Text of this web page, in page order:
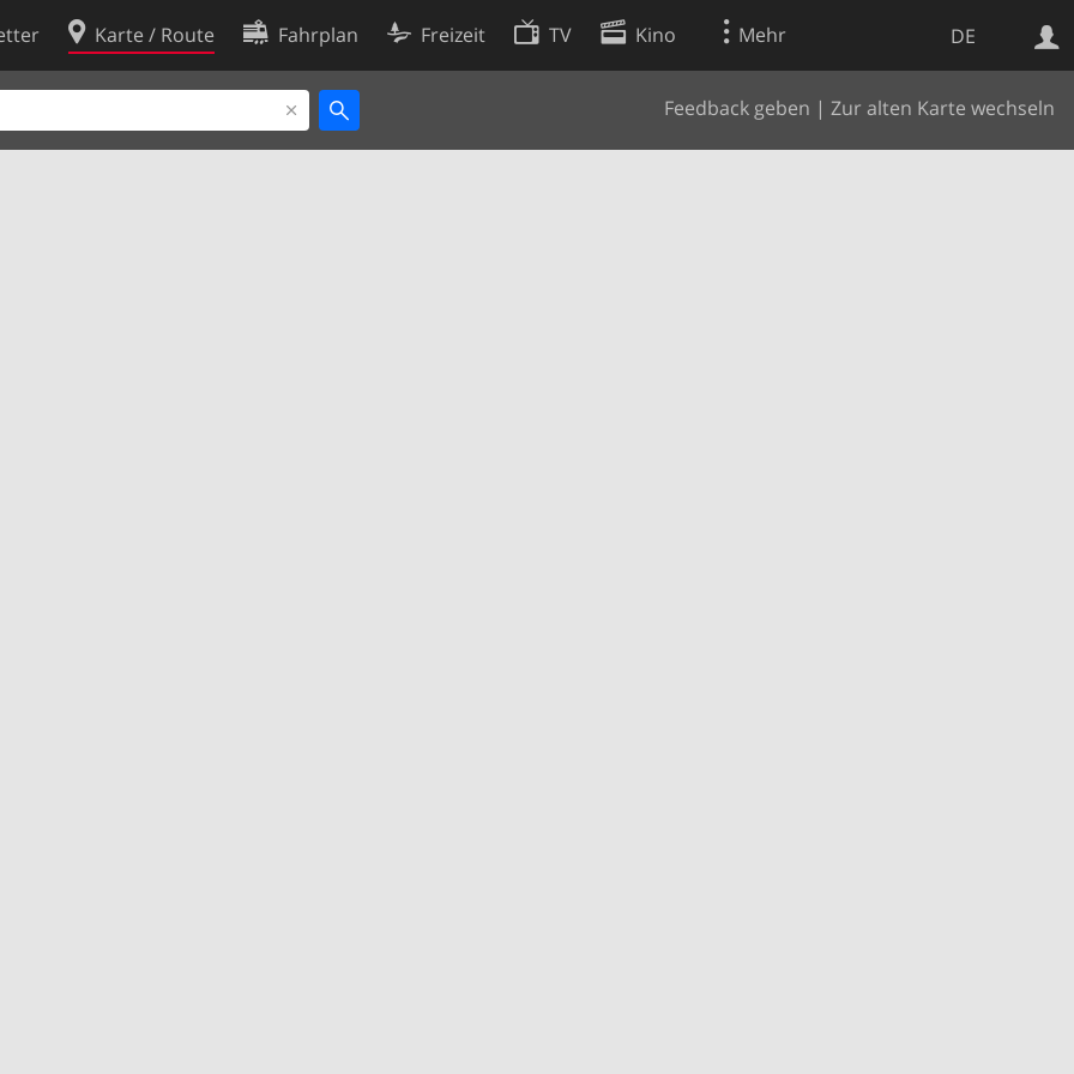
DE
Karte / Route Fahrplan Freizeit TV Kino Mehr
Feedback geben | Zur alten Karte wechseln
Websuche
Cookie-Richtlinie
Cookie-Einstellungen